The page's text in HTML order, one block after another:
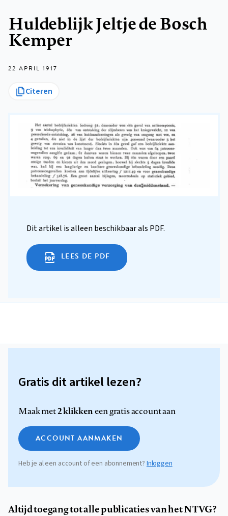
Huldeblijk Jeltje de Bosch
Kemper
22 APRIL 1917
Citeren
Dit artikel is alleen beschikbaar als PDF.
LEES DE PDF
Gratis dit artikel lezen?
Maak met2 klikkeneen gratis account aan
ACCOUNT AANMAKEN
Heb je al een account of een abonnement? Inloggen
Altijd toegang tot alle publicaties van het NTVG?